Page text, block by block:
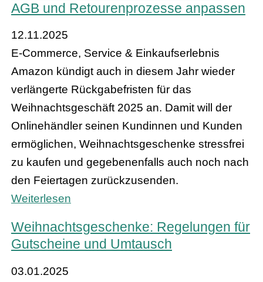
AGB und Retourenprozesse anpassen
12.11.2025
E-Commerce, Service & Einkaufserlebnis
Amazon kündigt auch in diesem Jahr wieder
verlängerte Rückgabefristen für das
Weihnachtsgeschäft 2025 an. Damit will der
Onlinehändler seinen Kundinnen und Kunden
ermöglichen, Weihnachtsgeschenke stressfrei
zu kaufen und gegebenenfalls auch noch nach
den Feiertagen zurückzusenden.
Weiterlesen
Weihnachtsgeschenke: Regelungen für
Gutscheine und Umtausch
03.01.2025